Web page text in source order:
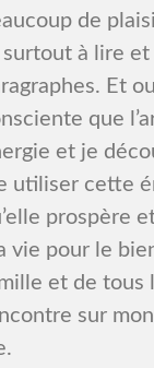
de
à lire et
Et
que
et je
utiliser cette
prospère
vie pour le
et de tous
sur